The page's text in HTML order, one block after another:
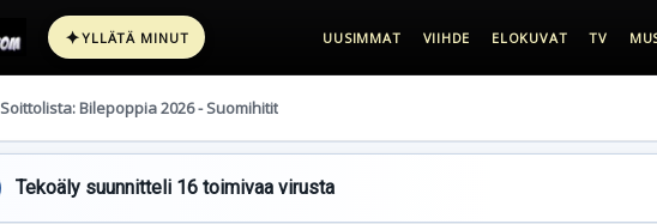
✦YLLÄTÄ MINUT UUSIMMAT VIIHDE ELOKUVAT TV
Soittolista: Bilepoppia 2026 - Suomihitit
Tekoäly suunnitteli 16 toimivaa virusta